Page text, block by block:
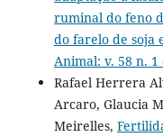
ruminal do feno
do farelo de soja
Animal: v. 58 n. 1
Rafael Herrera
Arcaro, Glaucia
Meirelles,